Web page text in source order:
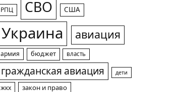
РПЦ СВО США
Украина авиация
армия бюджет власть
гражданская авиация дети
жкх закон и право